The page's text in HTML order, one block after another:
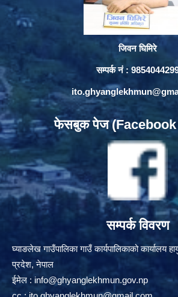
जिवन घिमिरे
सम्पर्क नं :
फेसबुक पेज (Facebook
सम्पर्क विवरण
घ्याङलेख गाउँपालिका गाउँ कार्यपालिकाको कार्यालय
प्रदेश, नेपाल
ईमेल : info@ghyanglekhmun.gov.np